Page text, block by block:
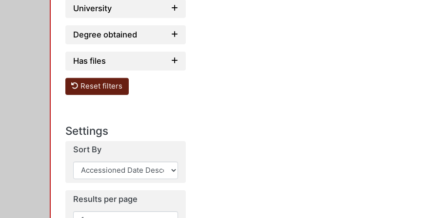
University
Degree obtained
Has files
Reset filters
Settings
Sort By
Results per page